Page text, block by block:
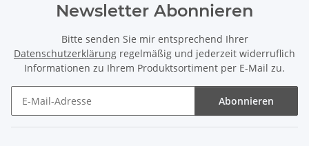
Newsletter Abonnieren
Bitte senden Sie mir entsprechend Ihrer
Datenschutzerklärung regelmäßig und jederzeit widerruflich
Informationen zu Ihrem Produktsortiment per E-Mail zu.
Abonnieren